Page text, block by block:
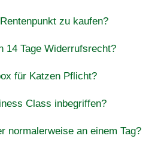
zu kaufen?
14 Tage Widerrufsrecht?
für Katzen Pflicht?
Class inbegriffen?
normalerweise an einem Tag?